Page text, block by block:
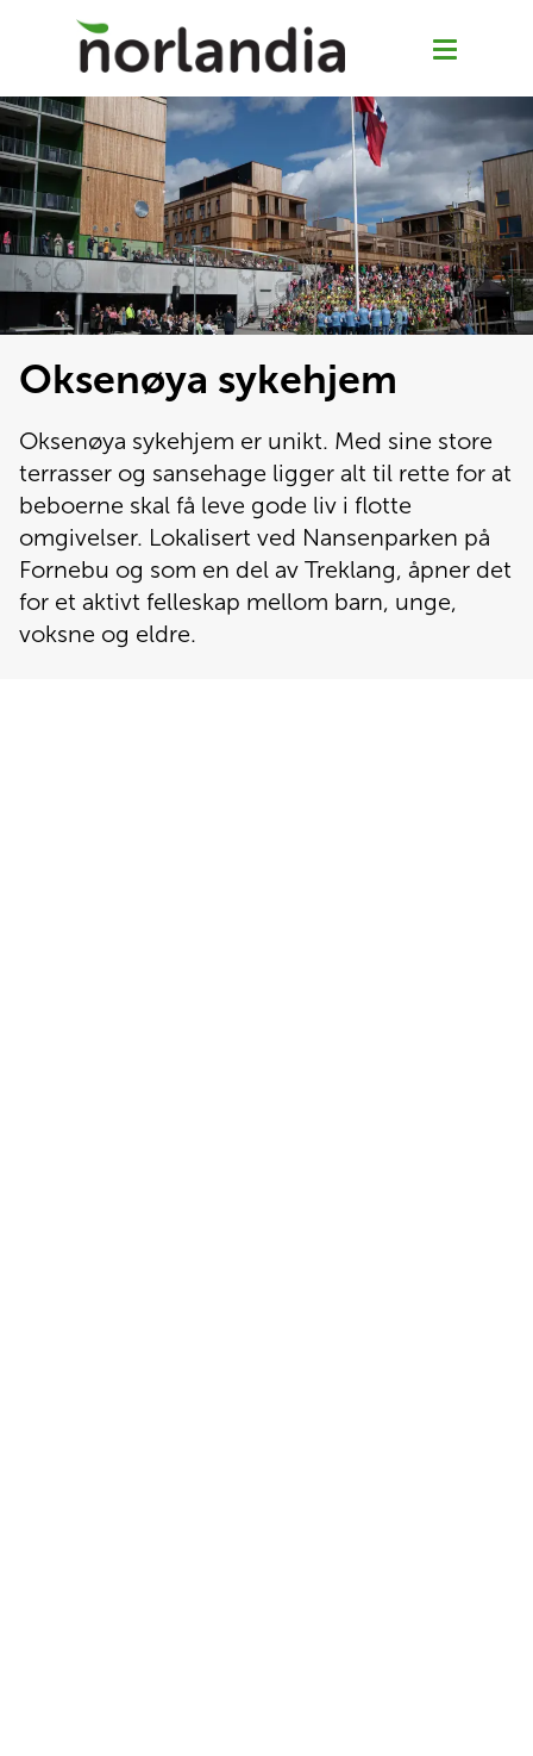
Om Norlandia sykehjem
Oksenøya sykehjem
Abildsøhjemmet
Bjølsenhjemmet
Jobb hos oss
Oksenøya sykehjem
Oksenøya sykehjem er unikt. Med sine store
terrasser og sansehage ligger alt til rette for at
beboerne skal få leve gode liv i flotte
omgivelser. Lokalisert ved Nansenparken på
Fornebu og som en del av Treklang, åpner det
for et aktivt felleskap mellom barn, unge,
voksne og eldre.